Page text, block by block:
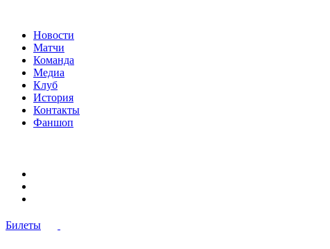
Новости
Матчи
Команда
Медиа
Клуб
История
Контакты
Фаншоп
Билеты